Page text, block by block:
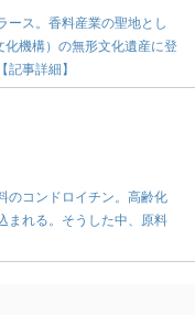
ース。香料産業の聖地とし
機構）の無形文化遺産に登
事詳細】
のコンドロイチン。高齢化
まれる。そうした中、原料